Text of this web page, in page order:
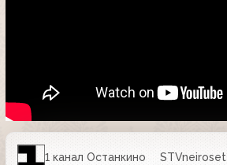
1 канал Останкино
STVneiroset